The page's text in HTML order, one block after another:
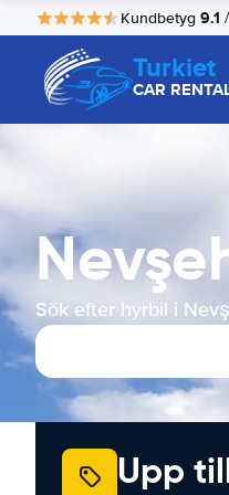
Kundbetyg 9.1
Turkiet
CAR
Sök efter hyrbil i
Upp